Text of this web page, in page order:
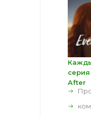
After